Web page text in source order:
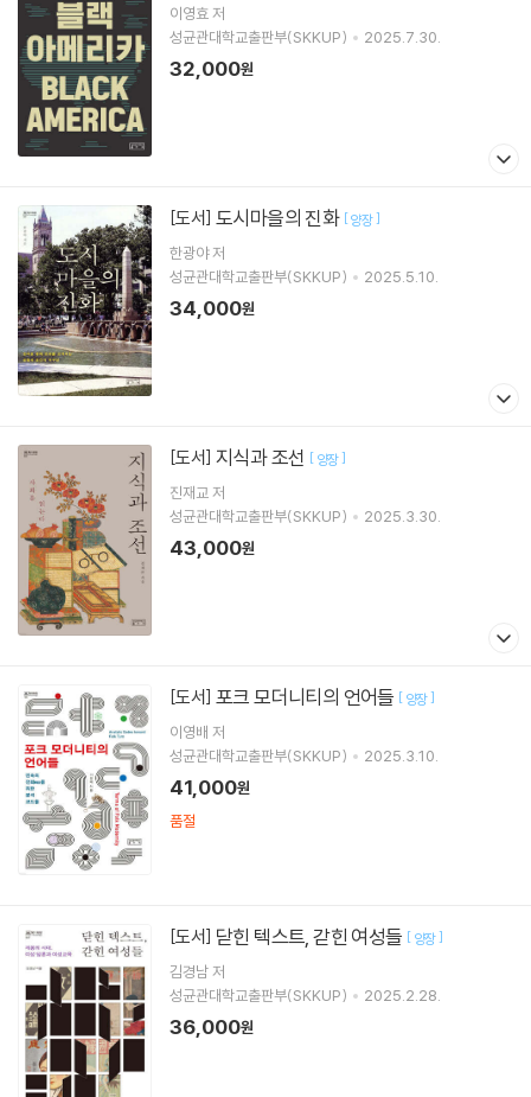
이영효저
성균관대학교출판부(SKKUP)
2025.7.30.
32,000원
[도서] 도시마을의 진화 [양장]
한광야저
성균관대학교출판부(SKKUP)
2025.5.10.
34,000원
[도서] 지식과 조선 [ 양장]
진재교 저
성균관대학교출판부(SKKUP)
2025.3.30.
43,000원
[도서] 포크 모더니티의 언어들 [ 양장]
이영배 저
성균관대학교출판부(SKKUP)
2025.3.10.
41,000원
품절
[도서] 닫힌 텍스트, 갇힌 여성들 [ 양장]
김경남저
성균관대학교출판부(SKKUP)
2025.2.28.
36,000원